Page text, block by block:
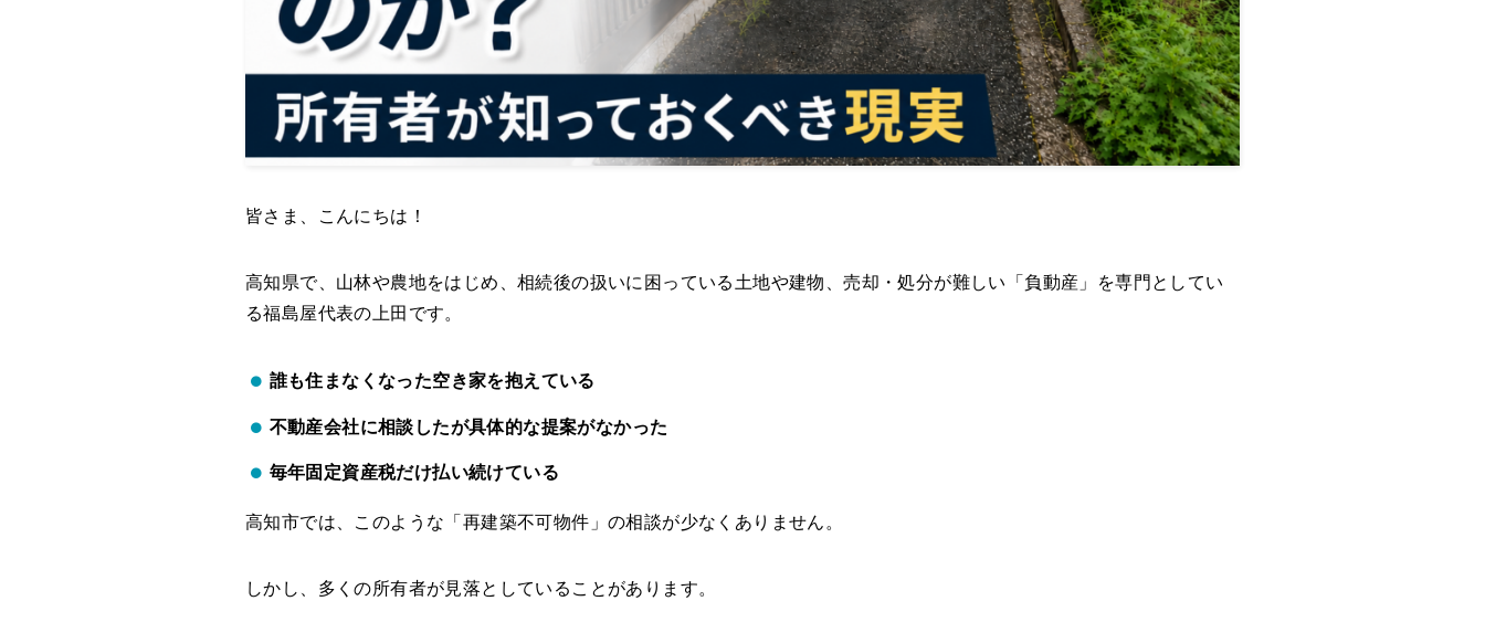
皆さま、こんにちは！
高知県で、山林や農地をはじめ、相続後の扱いに困っている土地や建物、売却・処分が難しい「負動産」を専門としてい
る福島屋代表の上田です。
誰も住まなくなった空き家を抱えている
不動産会社に相談したが具体的な提案がなかった
毎年固定資産税だけ払い続けている
高知市では、このような「再建築不可物件」の相談が少なくありません。
しかし、多くの所有者が見落としていることがあります。